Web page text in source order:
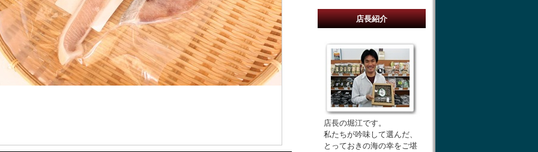
店長紹介
店長の堀江です。
私たちが吟味して選んだ、
とっておきの海の幸をご堪